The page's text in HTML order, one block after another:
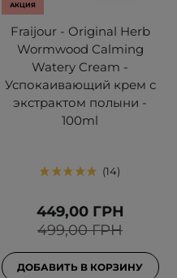
АКЦИЯ
Fraijour - Original Herb
Wormwood Calming
Watery Cream -
Успокаивающий крем с
экстрактом полыни -
100ml
14
499,00 ГРН
449,00 ГРН
ДОБАВИТЬ В КОРЗИНУ